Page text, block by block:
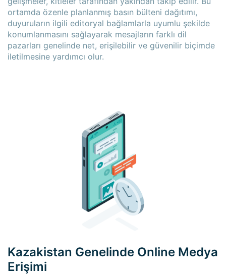
ortamda özenle planlanmış basın bülteni dağıtımı,
duyuruların ilgili editoryal bağlamlarla uyumlu şekilde
konumlanmasını sağlayarak mesajların farklı dil
pazarları genelinde net, erişilebilir ve güvenilir biçimde
iletilmesine yardımcı olur.
Kazakistan Genelinde Online Medya
Erişimi